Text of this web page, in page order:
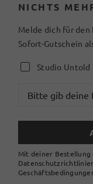
NICHTS
Melde dich für
Sofort-Gutschein
Studio Untold
Mit deiner